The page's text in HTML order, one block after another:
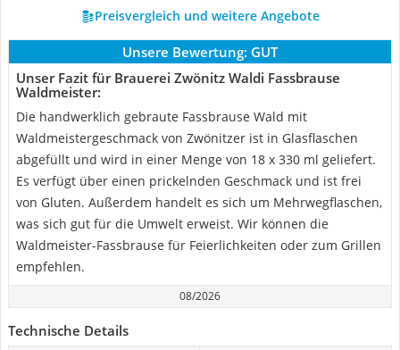
Preisvergleich und weitere Angebote
Unsere Bewertung: GUT
Unser Fazit für Brauerei Zwönitz Waldi Fassbrause
Waldmeister:
Die handwerklich gebraute Fassbrause Wald mit
Waldmeistergeschmack von Zwönitzer ist in Glasflaschen
abgefüllt und wird in einer Menge von 18 x 330 ml geliefert.
Es verfügt über einen prickelnden Geschmack und ist frei
von Gluten. Außerdem handelt es sich um Mehrwegflaschen,
was sich gut für die Umwelt erweist. Wir können die
Waldmeister-Fassbrause für Feierlichkeiten oder zum Grillen
empfehlen.
08/2026
Technische Details